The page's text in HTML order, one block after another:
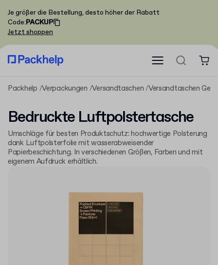
Je größer die Bestellung, desto höher der Rabatt
Code:PACKUP
Jetzt shoppen
Packhelp Verpackungen Versandtaschen Versandtaschen
Bedruckte Luftpolstertasche
Umschläge für besten Produktschutz: hochwertige Polsterung
dank Luftpolsterfolie mit wasserabweisender
Papierbeschichtung. In verschiedenen Größen, Farben und mit
eigenem Aufdruck erhältlich.